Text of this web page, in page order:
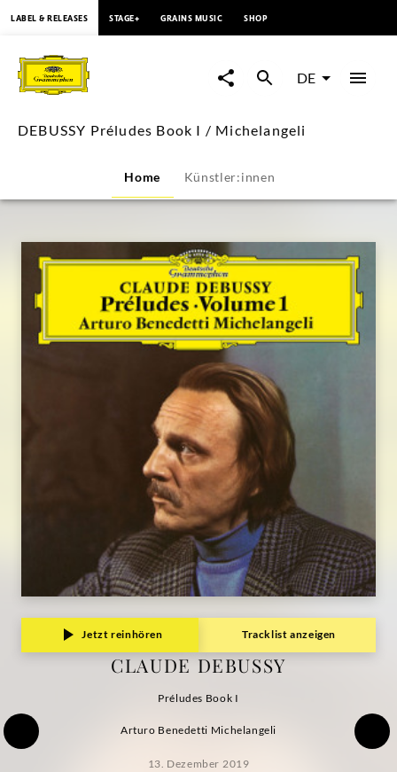
DEBUSSY
Préludes
Book
/
Michelangeli
Deutsche
Grammophon
LABEL & RELEASES STAGE+ GRAINS MUSIC SHOP
DE
DEBUSSY Préludes Book I / Michelangeli
Home Künstler:innen
Jetzt reinhören Tracklist anzeigen
CLAUDE DEBUSSY
Préludes Book I
Arturo Benedetti Michelangeli
13. Dezember 2019